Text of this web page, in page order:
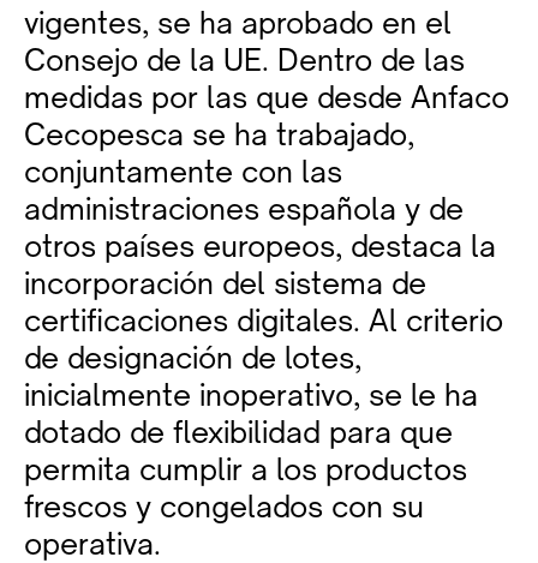
vigentes, se ha aprobado en el
Consejo de la UE. Dentro de las
medidas por las que desde Anfaco
Cecopesca se ha trabajado,
conjuntamente con las
administraciones española y de
otros países europeos, destaca la
incorporación del sistema de
certificaciones digitales. Al criterio
de designación de lotes,
inicialmente inoperativo, se le ha
dotado de flexibilidad para que
permita cumplir a los productos
frescos y congelados con su
operativa.